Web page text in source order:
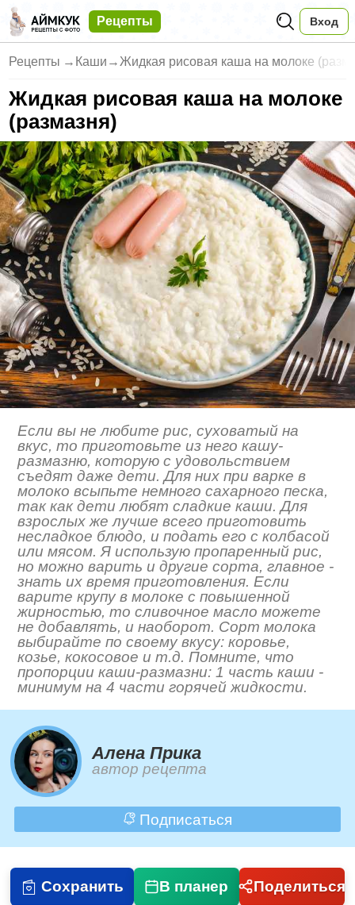
Рецепты Вход
Рецепты → Каши → Жидкая рисовая каша на молоке
Жидкая рисовая каша на молоке
(размазня)
Если вы не любите рис, суховатый на
вкус, то приготовьте из него кашу-
размазню, которую с удовольствием
съедят даже дети. Для них при варке в
молоко всыпьте немного сахарного песка,
так как дети любят сладкие каши. Для
взрослых же лучше всего приготовить
несладкое блюдо, и подать его с колбасой
или мясом. Я использую пропаренный рис,
но можно варить и другие сорта, главное -
знать их время приготовления. Если
варите крупу в молоке с повышенной
жирностью, то сливочное масло можете
не добавлять, и наоборот. Сорт молока
выбирайте по своему вкусу: коровье,
козье, кокосовое и т.д. Помните, что
пропорции каши-размазни: 1 часть каши -
минимум на 4 части горячей жидкости.
Алена Прика
автор рецепта
Подписаться
Сохранить В планер Поделиться